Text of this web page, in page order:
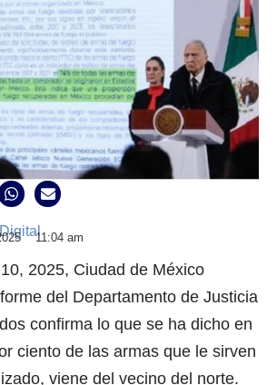
11:04 am
2025, Ciudad de México
del Departamento de Justicia
confirma lo que se ha dicho en
ciento de las armas que le sirven
viene del vecino del norte.